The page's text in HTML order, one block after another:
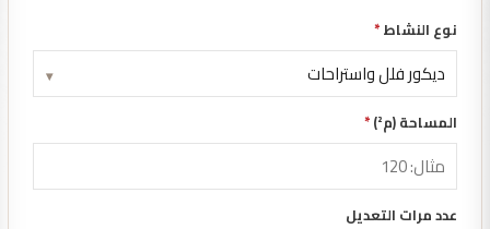
نوع النشاط*
▾
المساحة (م²) *
عدد مرات التعديل